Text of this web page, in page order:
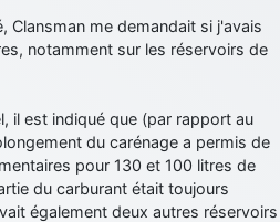
Clansman me demandait si j'avais
notamment sur les réservoirs de
il est indiqué que (par rapport au
du carénage a permis de
pour 130 et 100 litres de
du carburant était toujours
également deux autres réservoirs